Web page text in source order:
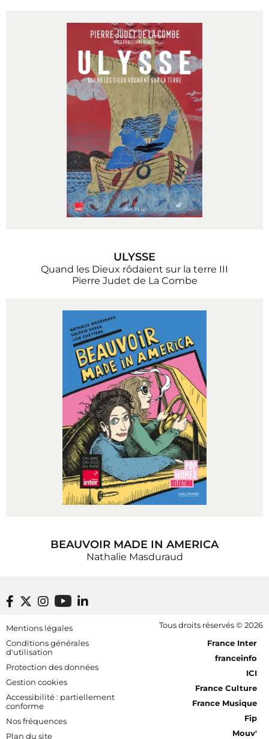
ULYSSE
Quand les Dieux rôdaient sur la terre III
Pierre Judet de La Combe
BEAUVOIR MADE IN AMERICA
Nathalie Masduraud
Footer bottom
Mentions légales
Conditions générales
d'utilisation
Protection des données
Gestion cookies
Accessibilité : partiellement
conforme
Nos fréquences
Plan du site
Tous droits réservés © 2026
[RDF] Pied de page - Mobile
France Inter
franceinfo
ICI
France Culture
France Musique
Fip
Mouv'